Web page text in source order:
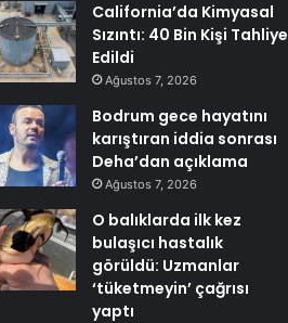
California’da Kimyasal
Sızıntı: 40 Bin Kişi Tahliye
Edildi
Ağustos 7, 2026
Bodrum gece hayatını
karıştıran iddia sonrası
Deha’dan açıklama
Ağustos 7, 2026
O balıklarda ilk kez
bulaşıcı hastalık
görüldü: Uzmanlar
‘tüketmeyin’ çağrısı
yaptı